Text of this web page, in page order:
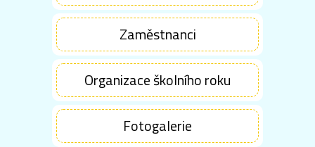
Zaměstnanci
Organizace školního roku
Fotogalerie